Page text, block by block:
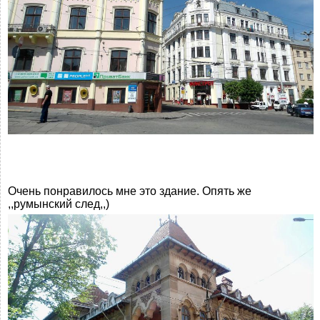
Очень понравилось мне это здание. Опять же
,,румынский след,,)